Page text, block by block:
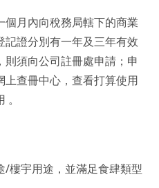
月內向稅務局轄下的商業
證分別有一年及三年有效
須向公司註冊處申請；申
查冊中心，查看打算使用
樓宇用途，並滿足食肆類型